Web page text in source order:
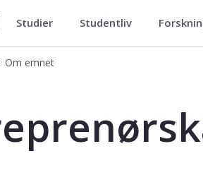
Studier Studentliv
Om emnet
og